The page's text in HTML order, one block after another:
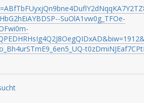
SuOlA1vw0g_TFOe-